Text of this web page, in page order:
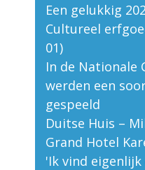
Een gelukkig
Cultureel
01)
In de Nationale
werden een
gespeeld
Duitse Huis –
Grand Hotel
'Ik vind eigenlijk